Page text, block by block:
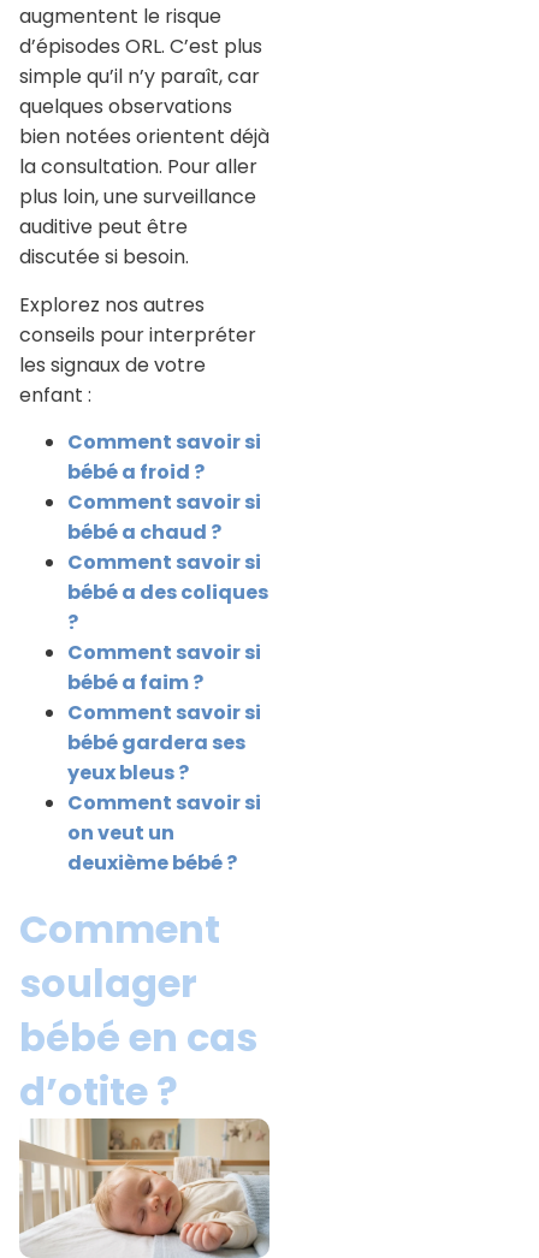
augmentent le risque
d’épisodes ORL. C’est plus
simple qu’il n’y paraît, car
quelques observations
bien notées orientent déjà
la consultation. Pour aller
plus loin, une surveillance
auditive peut être
discutée si besoin.
Explorez nos autres
conseils pour interpréter
les signaux de votre
enfant :
Comment savoir si
bébé a froid ?
Comment savoir si
bébé a chaud ?
Comment savoir si
bébé a des coliques
?
Comment savoir si
bébé a faim ?
Comment savoir si
bébé gardera ses
yeux bleus ?
Comment savoir si
on veut un
deuxième bébé ?
Comment
soulager
bébé en cas
d’otite ?